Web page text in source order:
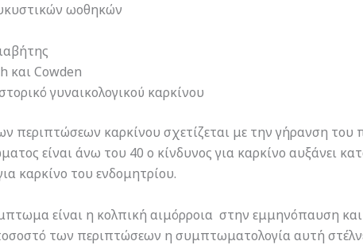
ωοθηκών
και Cowden
γυναικολογικού καρκίνου
περιπτώσεων καρκίνου σχετίζεται με την γήρανση
είναι άνω του 40 ο κίνδυνος για καρκίνο αυξάνει
καρκίνο του ενδομητρίου.
είναι η κολπική αιμόρροια στην εμμηνόπαυση
των περιπτώσεων η συμπτωματολογία αυτή